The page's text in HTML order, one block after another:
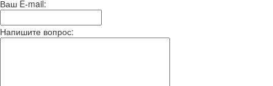
Ваш E-mail:
Напишите вопрос: